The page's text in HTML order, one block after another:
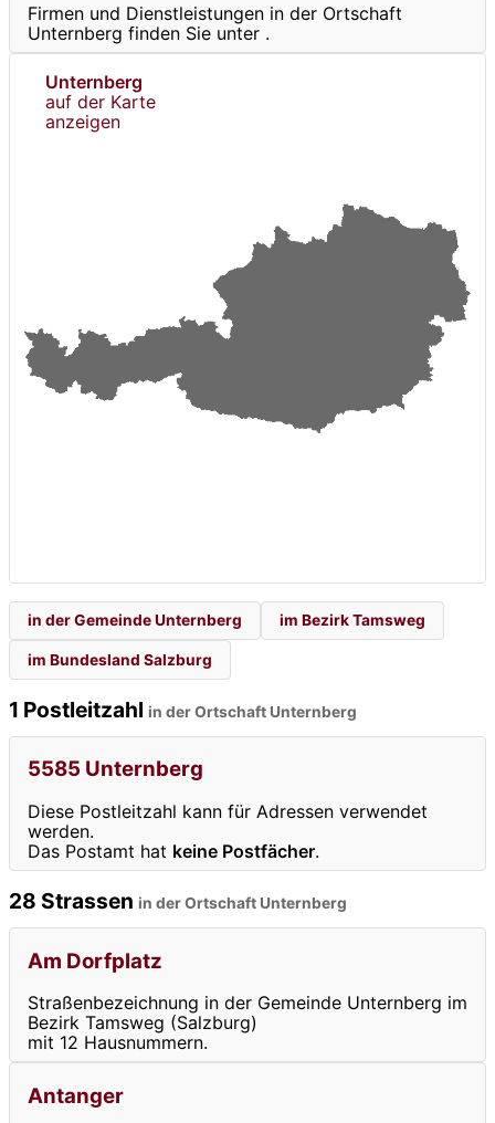
Firmen und Dienstleistungen in der Ortschaft
Unternberg finden Sie unter .
Unternberg
auf der Karte
anzeigen
in der Gemeinde Unternberg im Bezirk Tamsweg
im Bundesland Salzburg
1 Postleitzahl in der Ortschaft Unternberg
5585 Unternberg
Diese Postleitzahl kann für Adressen verwendet
werden.
Das Postamt hat keine Postfächer.
28 Strassen in der Ortschaft Unternberg
Am Dorfplatz
Straßenbezeichnung in der Gemeinde Unternberg im
Bezirk Tamsweg (Salzburg)
mit 12 Hausnummern.
Antanger